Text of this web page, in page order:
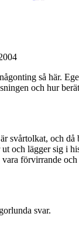
så här.
och hur
svårtolkat, och då
och lägger sig i
förvirrande
svar.